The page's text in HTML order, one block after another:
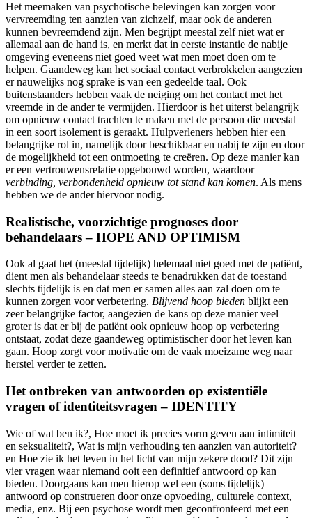
Het meemaken van psychotische belevingen kan zorgen voor
vervreemding ten aanzien van zichzelf, maar ook de anderen
kunnen bevreemdend zijn. Men begrijpt meestal zelf niet wat er
allemaal aan de hand is, en merkt dat in eerste instantie de nabije
omgeving eveneens niet goed weet wat men moet doen om te
helpen. Gaandeweg kan het sociaal contact verbrokkelen aangezien
er nauwelijks nog sprake is van een gedeelde taal. Ook
buitenstaanders hebben vaak de neiging om het contact met het
vreemde in de ander te vermijden. Hierdoor is het uiterst belangrijk
om opnieuw contact trachten te maken met de persoon die meestal
in een soort isolement is geraakt. Hulpverleners hebben hier een
belangrijke rol in, namelijk door beschikbaar en nabij te zijn en door
de mogelijkheid tot een ontmoeting te creëren. Op deze manier kan
er een vertrouwensrelatie opgebouwd worden, waardoor
verbinding, verbondenheid opnieuw tot stand kan komen. Als mens
hebben we de ander hiervoor nodig.
Realistische, voorzichtige prognoses door
behandelaars – HOPE AND OPTIMISM
Ook al gaat het (meestal tijdelijk) helemaal niet goed met de patiënt,
dient men als behandelaar steeds te benadrukken dat de toestand
slechts tijdelijk is en dat men er samen alles aan zal doen om te
kunnen zorgen voor verbetering. Blijvend hoop bieden blijkt een
zeer belangrijke factor, aangezien de kans op deze manier veel
groter is dat er bij de patiënt ook opnieuw hoop op verbetering
ontstaat, zodat deze gaandeweg optimistischer door het leven kan
gaan. Hoop zorgt voor motivatie om de vaak moeizame weg naar
herstel verder te zetten.
Het ontbreken van antwoorden op existentiële
vragen of identiteitsvragen – IDENTITY
Wie of wat ben ik?, Hoe moet ik precies vorm geven aan intimiteit
en seksualiteit?, Wat is mijn verhouding ten aanzien van autoriteit?
en Hoe zie ik het leven in het licht van mijn zekere dood? Dit zijn
vier vragen waar niemand ooit een definitief antwoord op kan
bieden. Doorgaans kan men hierop wel een (soms tijdelijk)
antwoord op construeren door onze opvoeding, culturele context,
media, enz. Bij een psychose wordt men geconfronteerd met een